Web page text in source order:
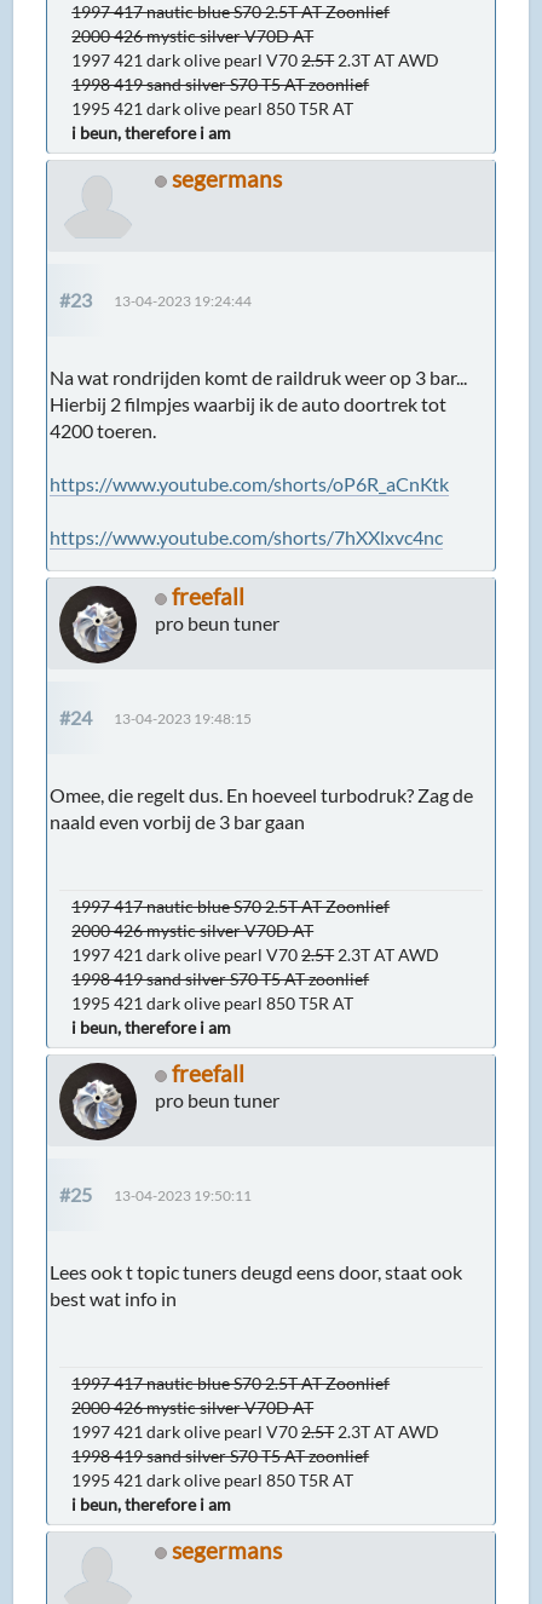
1997 417 nautic blue S70 2.5T AT Zoonlief
2000 426 mystic silver V70D AT
1997 421 dark olive pearl V702.5T2.3T AT AWD
1998 419 sand silver S70 T5 AT zoonlief
1995 421 dark olive pearl 850 T5R AT
i beun, therefore i am
segermans
#23 13-04-2023 19:24:44
Na wat rondrijden komt de raildruk weer op 3 bar...
Hierbij 2 filmpjes waarbij ik de auto doortrek tot
4200 toeren.
https://www.youtube.com/shorts/oP6R_aCnKtk
https://www.youtube.com/shorts/7hXXlxvc4nc
freefall
pro beun tuner
#24 13-04-2023 19:48:15
Omee, die regelt dus. En hoeveel turbodruk? Zag de
naald even vorbij de 3 bar gaan
1997 417 nautic blue S70 2.5T AT Zoonlief
2000 426 mystic silver V70D AT
1997 421 dark olive pearl V702.5T2.3T AT AWD
1998 419 sand silver S70 T5 AT zoonlief
1995 421 dark olive pearl 850 T5R AT
i beun, therefore i am
freefall
pro beun tuner
#25 13-04-2023 19:50:11
Lees ook t topic tuners deugd eens door, staat ook
best wat info in
1997 417 nautic blue S70 2.5T AT Zoonlief
2000 426 mystic silver V70D AT
1997 421 dark olive pearl V702.5T2.3T AT AWD
1998 419 sand silver S70 T5 AT zoonlief
1995 421 dark olive pearl 850 T5R AT
i beun, therefore i am
segermans